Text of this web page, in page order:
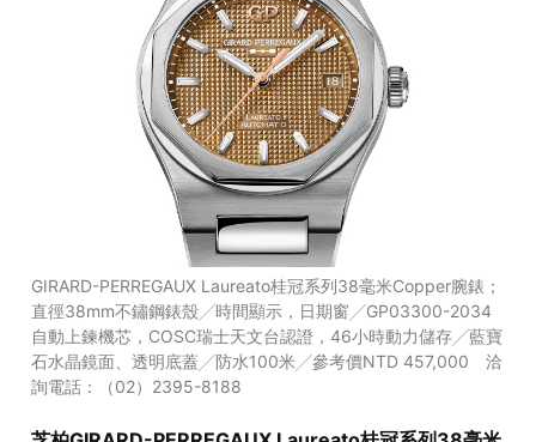
GIRARD-PERREGAUX Laureato桂冠系列38毫米Copper腕錶；
直徑38mm不鏽鋼錶殼╱時間顯示，日期窗╱GP03300-2034
自動上鍊機芯，COSC瑞士天文台認證，46小時動力儲存╱藍寶
石水晶鏡面、透明底蓋╱防水100米╱參考價NTD 457,000 洽
詢電話：（02）2395-8188